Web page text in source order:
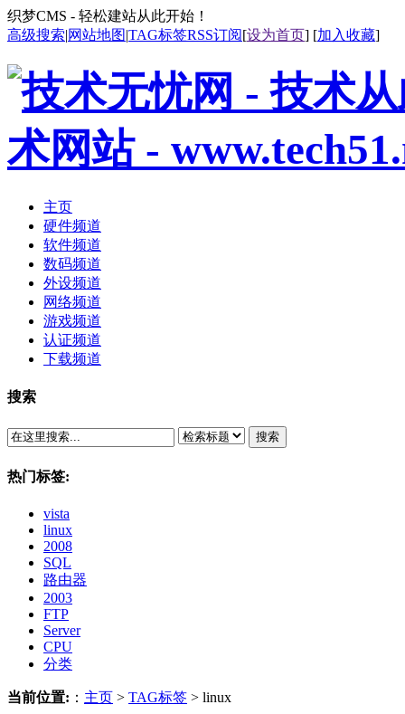
织梦CMS - 轻松建站从此开始！
高级搜索|网站地图|TAG标签RSS订阅[设为首页] [加入收藏]
主页
硬件频道
软件频道
数码频道
外设频道
网络频道
游戏频道
认证频道
下载频道
搜索
搜索
热门标签:
vista
linux
2008
SQL
路由器
2003
FTP
Server
CPU
分类
当前位置: ： 主页 > TAG标签 > linux